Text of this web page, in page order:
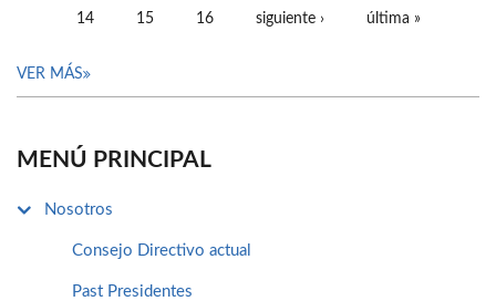
14 15 16 siguiente › última »
VER MÁS
MENÚ PRINCIPAL
Nosotros
Consejo Directivo actual
Past Presidentes